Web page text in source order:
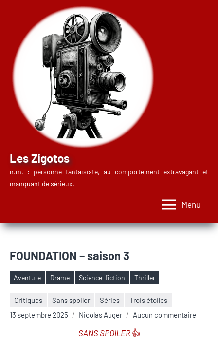
contenu
Les Zigotos
n.m. : personne fantaisiste, au comportement extravagant et
manquant de sérieux.
Menu
FOUNDATION – saison 3
Étiquettes
Aventure Drame Science-fiction Thriller
Critiques Sans spoiler Séries
Trois étoiles
13 septembre 2025
Nicolas Auger Aucun commentaire